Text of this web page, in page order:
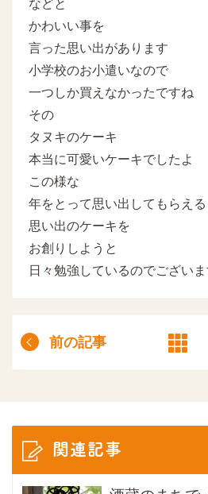
などと
かわいい事を
言った思い出があります
小学校のお小遣いなので
一つしか買えなかったですね
その
タヌキのケーキ
本当に可愛いケーキでしたよ
この様な
年をとって思い出してもらえる
思い出のケーキを
お創りしようと
日々勉強しているのでござい
前の記事
関連記事